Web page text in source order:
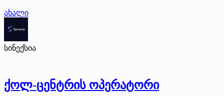
ახალი
სინექსია
ქოლ-ცენტრის ოპერატორი